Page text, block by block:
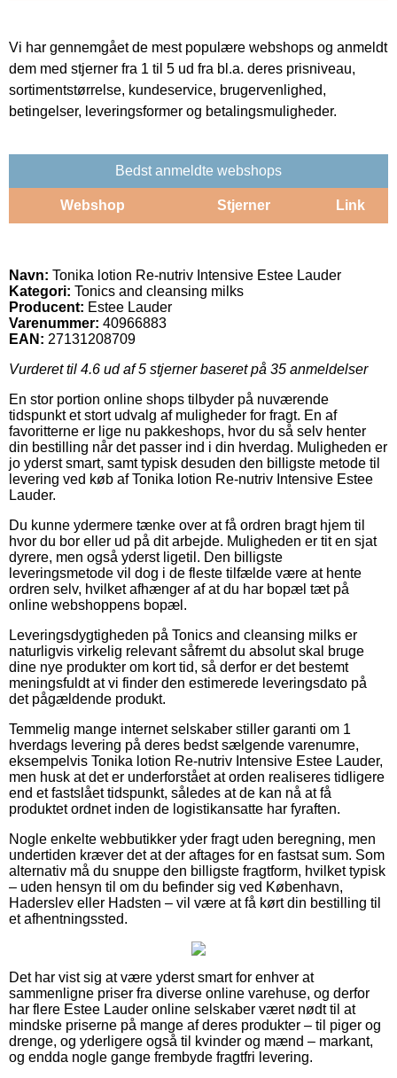
Vi har gennemgået de mest populære webshops og anmeldt
dem med stjerner fra 1 til 5 ud fra bl.a. deres prisniveau,
sortimentstørrelse, kundeservice, brugervenlighed,
betingelser, leveringsformer og betalingsmuligheder.
Bedst anmeldte webshops
Webshop Stjerner Link
Navn: Tonika lotion Re-nutriv Intensive Estee Lauder
Kategori: Tonics and cleansing milks
Producent: Estee Lauder
Varenummer: 40966883
EAN: 27131208709
Vurderet til 4.6 ud af 5 stjerner baseret på 35 anmeldelser
En stor portion online shops tilbyder på nuværende
tidspunkt et stort udvalg af muligheder for fragt. En af
favoritterne er lige nu pakkeshops, hvor du så selv henter
din bestilling når det passer ind i din hverdag. Muligheden er
jo yderst smart, samt typisk desuden den billigste metode til
levering ved køb af Tonika lotion Re-nutriv Intensive Estee
Lauder.
Du kunne ydermere tænke over at få ordren bragt hjem til
hvor du bor eller ud på dit arbejde. Muligheden er tit en sjat
dyrere, men også yderst ligetil. Den billigste
leveringsmetode vil dog i de fleste tilfælde være at hente
ordren selv, hvilket afhænger af at du har bopæl tæt på
online webshoppens bopæl.
Leveringsdygtigheden på Tonics and cleansing milks er
naturligvis virkelig relevant såfremt du absolut skal bruge
dine nye produkter om kort tid, så derfor er det bestemt
meningsfuldt at vi finder den estimerede leveringsdato på
det pågældende produkt.
Temmelig mange internet selskaber stiller garanti om 1
hverdags levering på deres bedst sælgende varenumre,
eksempelvis Tonika lotion Re-nutriv Intensive Estee Lauder,
men husk at det er underforstået at orden realiseres tidligere
end et fastslået tidspunkt, således at de kan nå at få
produktet ordnet inden de logistikansatte har fyraften.
Nogle enkelte webbutikker yder fragt uden beregning, men
undertiden kræver det at der aftages for en fastsat sum. Som
alternativ må du snuppe den billigste fragtform, hvilket typisk
– uden hensyn til om du befinder sig ved København,
Haderslev eller Hadsten – vil være at få kørt din bestilling til
et afhentningssted.
Det har vist sig at være yderst smart for enhver at
sammenligne priser fra diverse online varehuse, og derfor
har flere Estee Lauder online selskaber været nødt til at
mindske priserne på mange af deres produkter – til piger og
drenge, og yderligere også til kvinder og mænd – markant,
og endda nogle gange frembyde fragtfri levering.